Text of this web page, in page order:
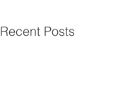
Recent Posts